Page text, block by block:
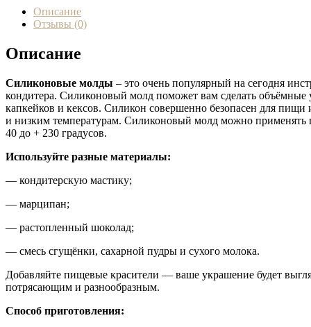
Описание
Отзывы (0)
Описание
Силиконовые молды – это очень популярный на сегодня
кондитера. Силиконовый молд поможет вам сделать объёмные
капкейков и кексов. Силикон совершенно безопасен для
и низким температурам. Силиконовый молд можно применять
40 до + 230 градусов.
Используйте разные материалы:
— кондитерскую мастику;
— марципан;
— растопленный шоколад;
— смесь сгущёнки, сахарной пудры и сухого молока.
Добавляйте пищевые красители — ваше украшение будет
потрясающим и разнообразным.
Способ приготовления: